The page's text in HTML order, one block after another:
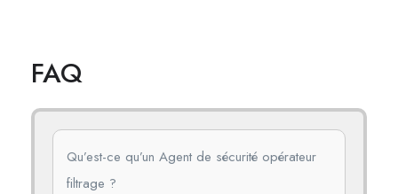
FAQ
Qu’est-ce qu’un Agent de sécurité opérateur
filtrage ?